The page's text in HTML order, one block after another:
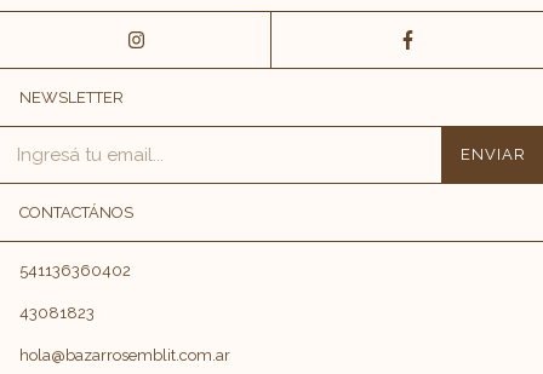
NEWSLETTER
CONTACTÁNOS
541136360402
43081823
hola@bazarrosemblit.com.ar